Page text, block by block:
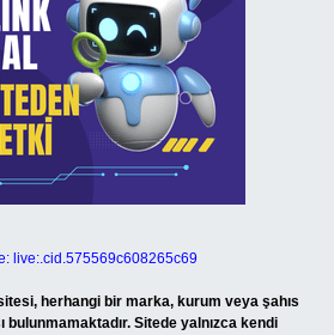
live:.cid.575569c608265c69
herhangi bir marka, kurum veya şahıs
bulunmamaktadır. Sitede yalnızca kendi